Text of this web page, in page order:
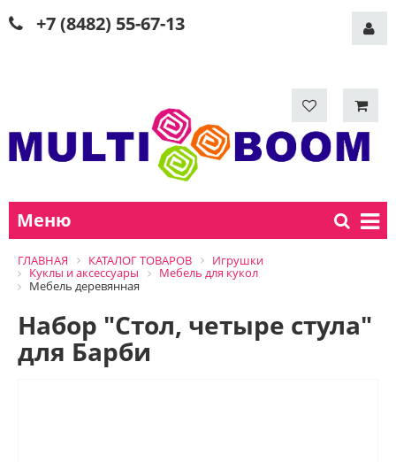
+7 (8482) 55-67-13
Меню
ГЛАВНАЯ КАТАЛОГ ТОВАРОВ
Игрушки
Куклы и аксессуары
Мебель для кукол
Мебель деревянная
Набор "Стол, четыре стула"
для Барби